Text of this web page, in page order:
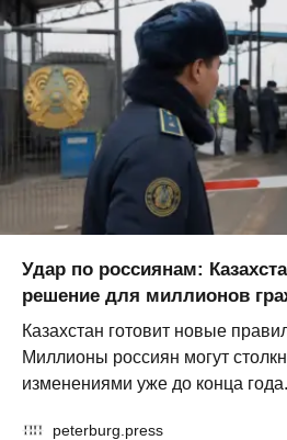
Удар по россиянам:
решение для миллионов
Казахстан готовит новые
Миллионы россиян могут
изменениями уже до конца
peterburg.press